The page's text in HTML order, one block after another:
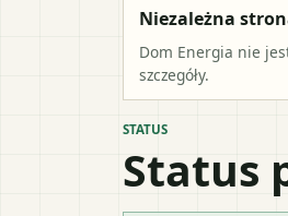
Niezależna
Dom Energia nie
szczegóły.
STATUS
Status